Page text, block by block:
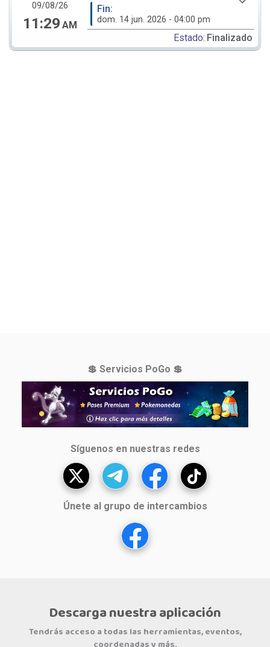
09/08/26
11:29 AM
Fin:
dom. 14 jun. 2026 - 04:00 pm
Estado: Finalizado
💲 Servicios PoGo 💲
Síguenos en nuestras redes
Únete al grupo de intercambios
Descarga nuestra aplicación
Tendrás acceso a todas las herramientas, eventos,